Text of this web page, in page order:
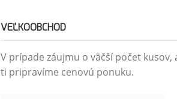
VEĽKOOBCHOD
V prípade záujmu o väčší počet
ti pripravíme cenovú ponuku.